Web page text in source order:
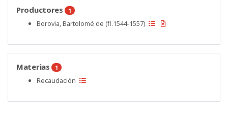
Productores 1
Borovia, Bartolomé de (fl.1544-1557)
Materias 1
Recaudación